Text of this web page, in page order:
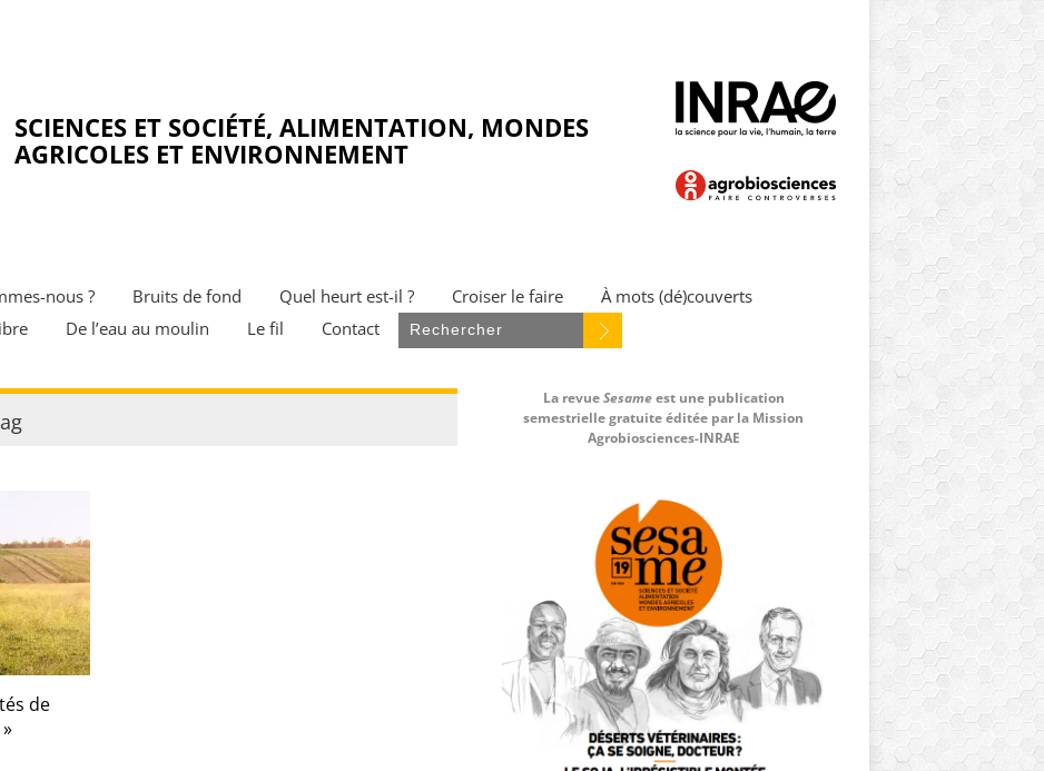
SCIENCES ET SOCIÉTÉ, ALIMENTATION, MONDES
AGRICOLES ET ENVIRONNEMENT
nous ? Bruits de fond Quel heurt est-il ? Croiser le faire
À mots (dé)couverts
De l’eau au moulin Le fil Contact
de
La revueSesameest une publication
semestrielle gratuite éditée par la Mission
Agrobiosciences-INRAE